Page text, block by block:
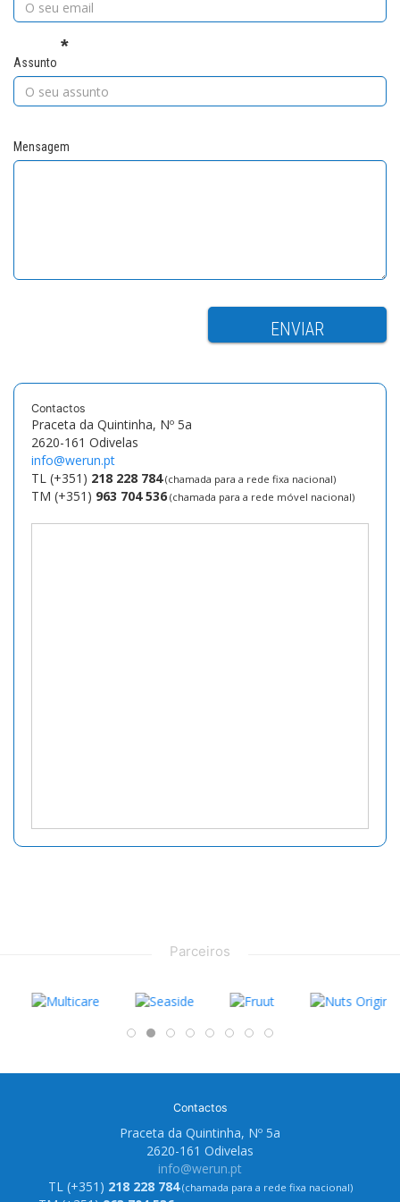
Assunto
Mensagem
ENVIAR
Contactos
Praceta da Quintinha, Nº 5a
2620-161 Odivelas
info@werun.pt
TL (+351) 218 228 784(chamada para a rede fixa nacional)
TM (+351) 963 704 536 (chamada para a rede móvel nacional)
Parceiros
Contactos
Praceta da Quintinha, Nº 5a
2620-161 Odivelas
info@werun.pt
TL (+351) 218 228 784(chamada para a rede fixa nacional)